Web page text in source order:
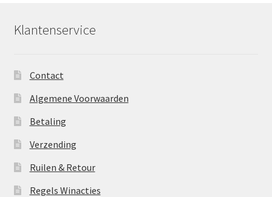
Klantenservice
Contact
Algemene Voorwaarden
Betaling
Verzending
Ruilen & Retour
Regels Winacties